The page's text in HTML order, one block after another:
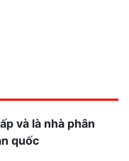
và là nhà phân
quốc